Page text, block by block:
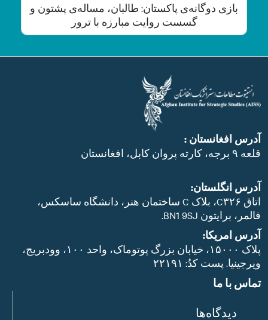
بازی دوگانه‌ی پاکستان: طالبان، مساله‌ی پشتون و
گسست روایت مبارزه با ترور
آدرس افغانستان :
قلعه ۹ برجه، کارته پروان کابل، افغانستان
آدرس انگلستان:
اتاق C۳۲۶، بلاک C ساختمان هنر، دانشگاه ساسکس،
فالمر، برایتون BN1 9SJ.
آدرس امریکا:
پلاک ۱۵۰۰۰، خیابان بزرگ پوتوماک، واحد ۱۰۰، وودبریج،
ویرجینیا. پست‌ کدُ: ۲۲۱۹۱
تماس با ما
دیدگاه‌ها